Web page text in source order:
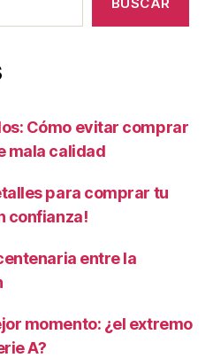
Cómo evitar comprar
mala calidad
para comprar tu
confianza!
entre la
momento: ¿el extremo
A?